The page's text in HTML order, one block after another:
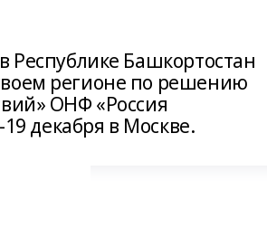
Республике Башкортостан
регионе по решению
ОНФ «Россия
декабря в Москве.